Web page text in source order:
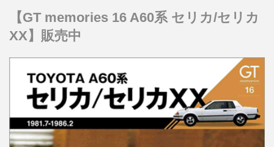
【GT memories 16 A60系 セリカ/セリカ
XX】販売中